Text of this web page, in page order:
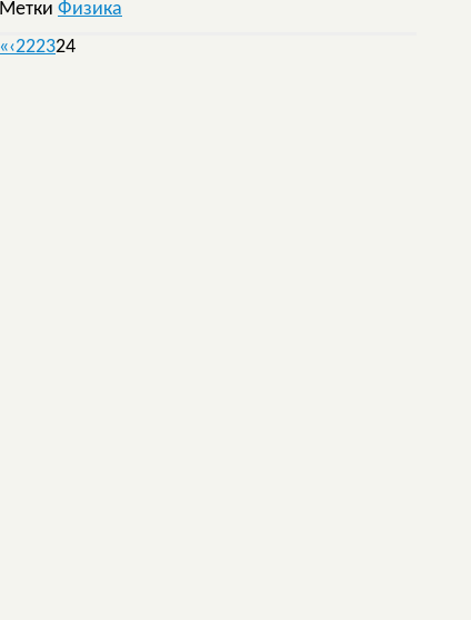
Метки Физика
«‹222324